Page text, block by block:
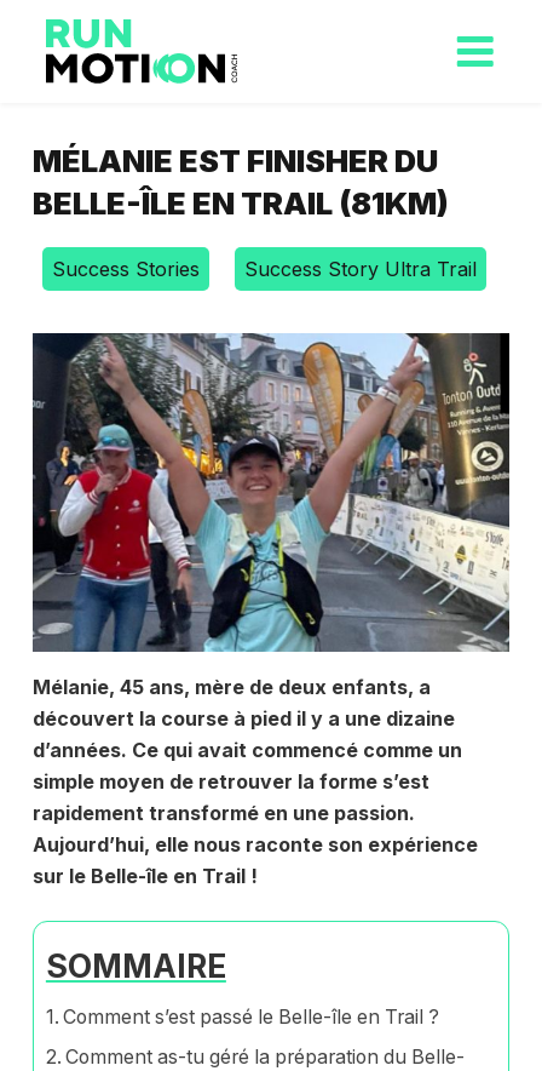
MÉLANIE EST FINISHER DU
BELLE-ÎLE EN TRAIL (81KM)
Success Stories Success Story Ultra Trail
Mélanie, 45 ans, mère de deux enfants, a
découvert la course à pied il y a une dizaine
d’années. Ce qui avait commencé comme un
simple moyen de retrouver la forme s’est
rapidement transformé en une passion.
Aujourd’hui, elle nous raconte son expérience
sur le Belle-île en Trail !
SOMMAIRE
Comment s’est passé le Belle-île en Trail ?
Comment as-tu géré la préparation du Belle-